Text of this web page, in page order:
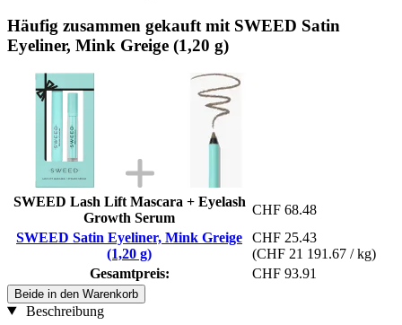
Häufig zusammen gekauft mit SWEED Satin
Eyeliner, Mink Greige (1,20 g)
SWEED Lash Lift Mascara + Eyelash
Growth Serum
CHF 68.48
SWEED Satin Eyeliner, Mink Greige
(1,20 g)
CHF 25.43
(CHF 21 191.67 / kg)
Gesamtpreis:
CHF 93.91
Beide in den Warenkorb
Beschreibung